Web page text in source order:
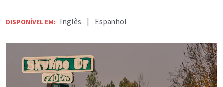
DISPONÍVEL EM: Inglês | Espanhol